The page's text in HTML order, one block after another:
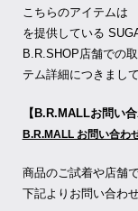
こちらのアイテムは
を提供している
B.R.SHOP店舗での
テム詳細につきまし
【B.R.MALLお問い合
B.R.MALL お問い合わ
商品のご試着や店舗
下記よりお問い合わせ